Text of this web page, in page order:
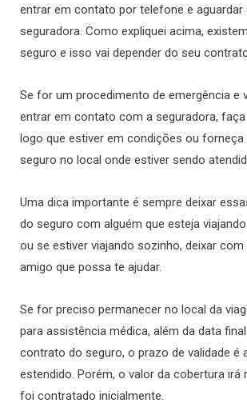
entrar em contato por telefone e
seguradora. Como expliquei acima,
seguro e isso vai depender do seu
Se for um procedimento de emergência e
entrar em contato com a seguradora,
logo que estiver em condições ou
seguro no local onde estiver sendo
Uma dica importante é sempre deixar
do seguro com alguém que esteja
ou se estiver viajando sozinho, deixar
amigo que possa te ajudar.
Se for preciso permanecer no local da
para assistência médica, além da data
contrato do seguro, o prazo de validade é
estendido. Porém, o valor da cobertura irá
foi contratado inicialmente.